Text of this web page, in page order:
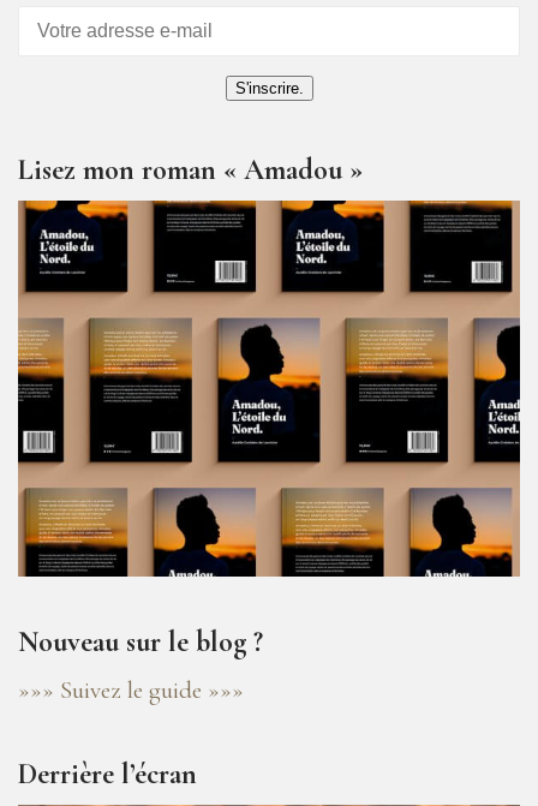
S'inscrire.
Lisez mon roman « Amadou »
Nouveau sur le blog ?
»»» Suivez le guide »»»
Derrière l’écran